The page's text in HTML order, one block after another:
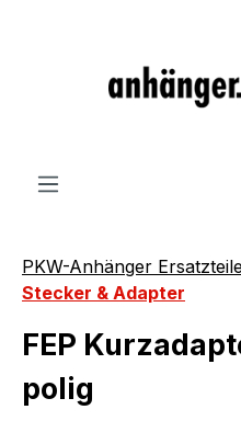
PKW-Anhänger
Stecker & Adapter
FEP
polig